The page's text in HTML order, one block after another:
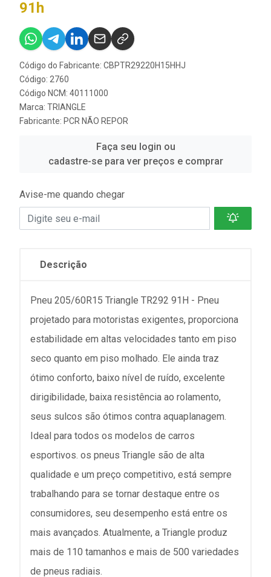
91h
Código do Fabricante: CBPTR29220H15HHJ
Código: 2760
Código NCM: 40111000
Marca: TRIANGLE
Fabricante: PCR NÃO REPOR
Faça seu login ou
cadastre-se para ver preços e comprar
Avise-me quando chegar
Descrição
Pneu 205/60R15 Triangle TR292 91H - Pneu
projetado para motoristas exigentes, proporciona
estabilidade em altas velocidades tanto em piso
seco quanto em piso molhado. Ele ainda traz
ótimo conforto, baixo nível de ruído, excelente
dirigibilidade, baixa resistência ao rolamento,
seus sulcos são ótimos contra aquaplanagem.
Ideal para todos os modelos de carros
esportivos. os pneus Triangle são de alta
qualidade e um preço competitivo, está sempre
trabalhando para se tornar destaque entre os
consumidores, seu desempenho está entre os
mais avançados. Atualmente, a Triangle produz
mais de 110 tamanhos e mais de 500 variedades
de pneus radiais.